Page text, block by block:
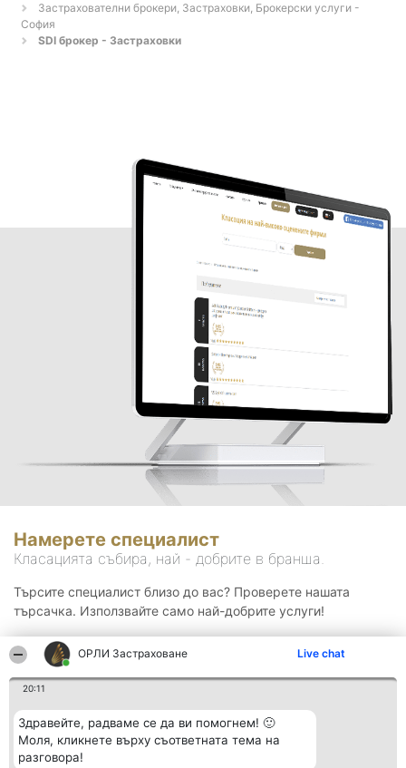
ОРЛИ Застраховане Live chat
20:11
Здравейте, радваме се да ви помогнем! 🙂
Моля, кликнете върху съответната тема на
разговора!
Застрахователни брокери, Застраховки, Брокерски услуги -
София
SDI брокер - Застраховки
Намерете специалист
Класацията събира, най - добрите в бранша.
Търсите специалист близо до вас? Проверете нашата
търсачка. Използвайте само най-добрите услуги!